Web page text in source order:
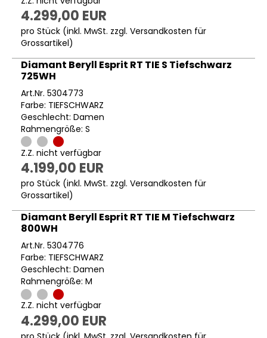
4.299,00 EUR
pro Stück (inkl. MwSt. zzgl. Versandkosten für
Grossartikel)
Diamant Beryll Esprit RT TIE S Tiefschwarz
725WH
Art.Nr. 5304773
Farbe: TIEFSCHWARZ
Geschlecht: Damen
Rahmengröße: S
Z.Z. nicht verfügbar
4.199,00 EUR
pro Stück (inkl. MwSt. zzgl. Versandkosten für
Grossartikel)
Diamant Beryll Esprit RT TIE M Tiefschwarz
800WH
Art.Nr. 5304776
Farbe: TIEFSCHWARZ
Geschlecht: Damen
Rahmengröße: M
Z.Z. nicht verfügbar
4.299,00 EUR